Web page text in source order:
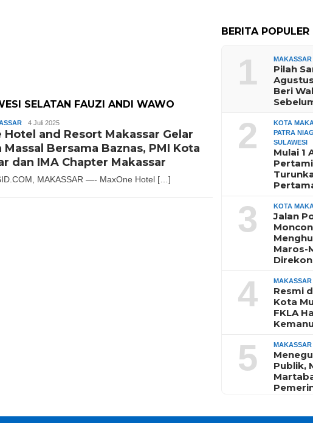
SELATAN FAUZI ANDI WAWO
Slamet
Riady
4 Juli 2025
Hotel and Resort Makassar Gelar
Massal Bersama Baznas, PMI Kota
dan IMA Chapter Makassar
MAKASSAR —- MaxOne Hotel […]
BERITA POPULER
1 MAKASSAR
Pilah
Beri
2 KOTA
PATRA
SULAWESI
Mulai 1
3 KOTA
Jalan
Maros-
4 MAKASSAR
Resmi
Kota
FKLA
5 MAKASSAR
Publik,